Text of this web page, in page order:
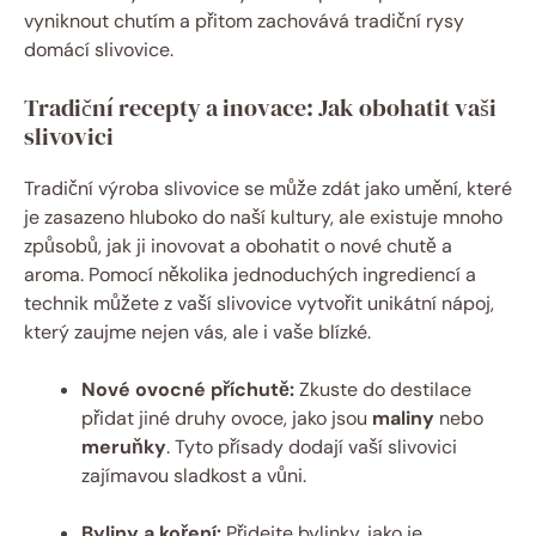
vyniknout chutím a přitom zachovává tradiční rysy
domácí slivovice.
Tradiční recepty a inovace: Jak obohatit vaši
slivovici
Tradiční výroba slivovice se může zdát jako umění, které
je zasazeno hluboko do naší kultury, ale existuje mnoho
způsobů, jak ji inovovat a obohatit o nové chutě a
aroma. Pomocí několika jednoduchých ingrediencí a
technik můžete z vaší slivovice vytvořit unikátní nápoj,
který zaujme nejen vás, ale i vaše blízké.
Nové ovocné příchutě:Zkuste do destilace
přidat jiné druhy ovoce, jako jsou maliny nebo
meruňky. Tyto přísady dodají vaší slivovici
zajímavou sladkost a vůni.